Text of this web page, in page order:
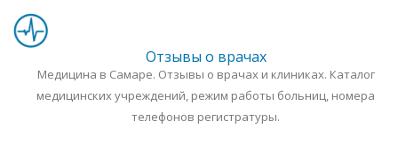
Отзывы о врачах
Медицина в Самаре. Отзывы о врачах и клиниках. Каталог
медицинских учреждений, режим работы больниц, номера
телефонов регистратуры.